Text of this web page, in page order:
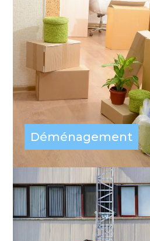
Déménagement